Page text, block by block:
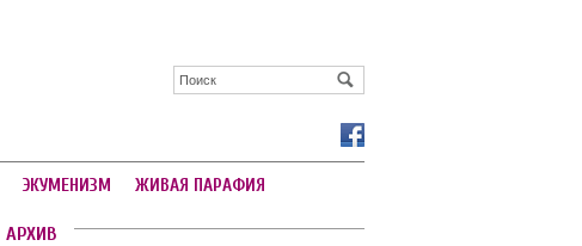
ЭКУМЕНИЗМ ЖИВАЯ ПАРАФИЯ
АРХИВ